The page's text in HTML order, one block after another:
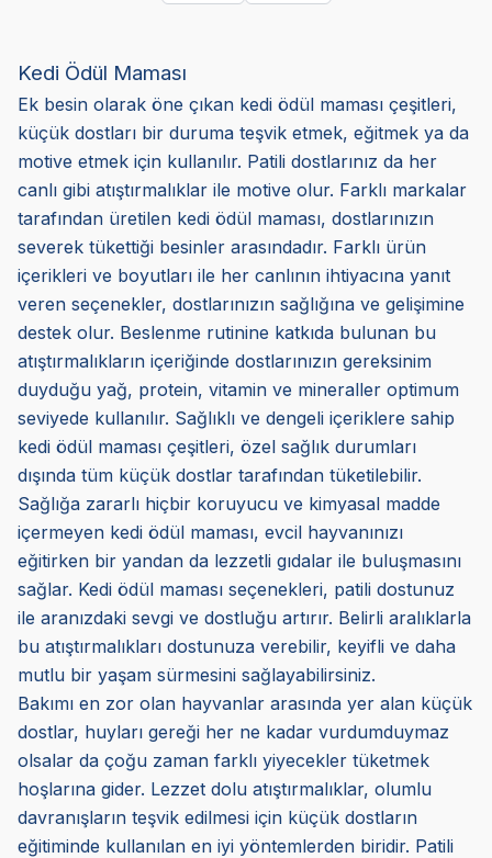
Kedi Ödül Maması
Ek besin olarak öne çıkan kedi ödül maması çeşitleri,
küçük dostları bir duruma teşvik etmek, eğitmek ya da
motive etmek için kullanılır. Patili dostlarınız da her
canlı gibi atıştırmalıklar ile motive olur. Farklı markalar
tarafından üretilen kedi ödül maması, dostlarınızın
severek tükettiği besinler arasındadır. Farklı ürün
içerikleri ve boyutları ile her canlının ihtiyacına yanıt
veren seçenekler, dostlarınızın sağlığına ve gelişimine
destek olur. Beslenme rutinine katkıda bulunan bu
atıştırmalıkların içeriğinde dostlarınızın gereksinim
duyduğu yağ, protein, vitamin ve mineraller optimum
seviyede kullanılır. Sağlıklı ve dengeli içeriklere sahip
kedi ödül maması çeşitleri, özel sağlık durumları
dışında tüm küçük dostlar tarafından tüketilebilir.
Sağlığa zararlı hiçbir koruyucu ve kimyasal madde
içermeyen kedi ödül maması, evcil hayvanınızı
eğitirken bir yandan da lezzetli gıdalar ile buluşmasını
sağlar. Kedi ödül maması seçenekleri, patili dostunuz
ile aranızdaki sevgi ve dostluğu artırır. Belirli aralıklarla
bu atıştırmalıkları dostunuza verebilir, keyifli ve daha
mutlu bir yaşam sürmesini sağlayabilirsiniz.
Bakımı en zor olan hayvanlar arasında yer alan küçük
dostlar, huyları gereği her ne kadar vurdumduymaz
olsalar da çoğu zaman farklı yiyecekler tüketmek
hoşlarına gider. Lezzet dolu atıştırmalıklar, olumlu
davranışların teşvik edilmesi için küçük dostların
eğitiminde kullanılan en iyi yöntemlerden biridir. Patili